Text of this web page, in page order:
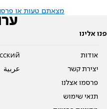
מצאתם טעות או
פנו אלינו
אודות
יצירת קשר
פרסמו אצלנו
תנאי שימוש
عربية